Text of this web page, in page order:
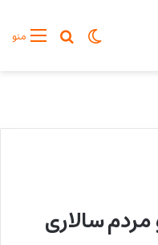
منوجستجو
تغییر پوسته
سالاری